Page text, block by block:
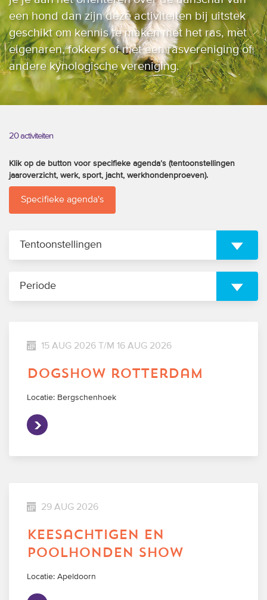
trainingen
Zoek een vereniging
Activiteiten agenda
Over ons
Veelgestelde vragen
Vacatures
een hond dan zijn deze activiteiten bij uitstek
geschikt om kennis te maken met het ras, met
eigenaren, fokkers of met een rasvereniging of
andere kynologische vereniging.
20 activiteiten
Klik op de button voor specifieke agenda’s (tentoonstellingen
jaaroverzicht, werk, sport, jacht, werkhondenproeven).
Specifieke agenda's
Tentoonstellingen
Periode
15 AUG 2026 T/M 16 AUG 2026
dogshow rotterdam
Locatie: Bergschenhoek
29 AUG 2026
keesachtigen en
poolhonden show
Locatie: Apeldoorn